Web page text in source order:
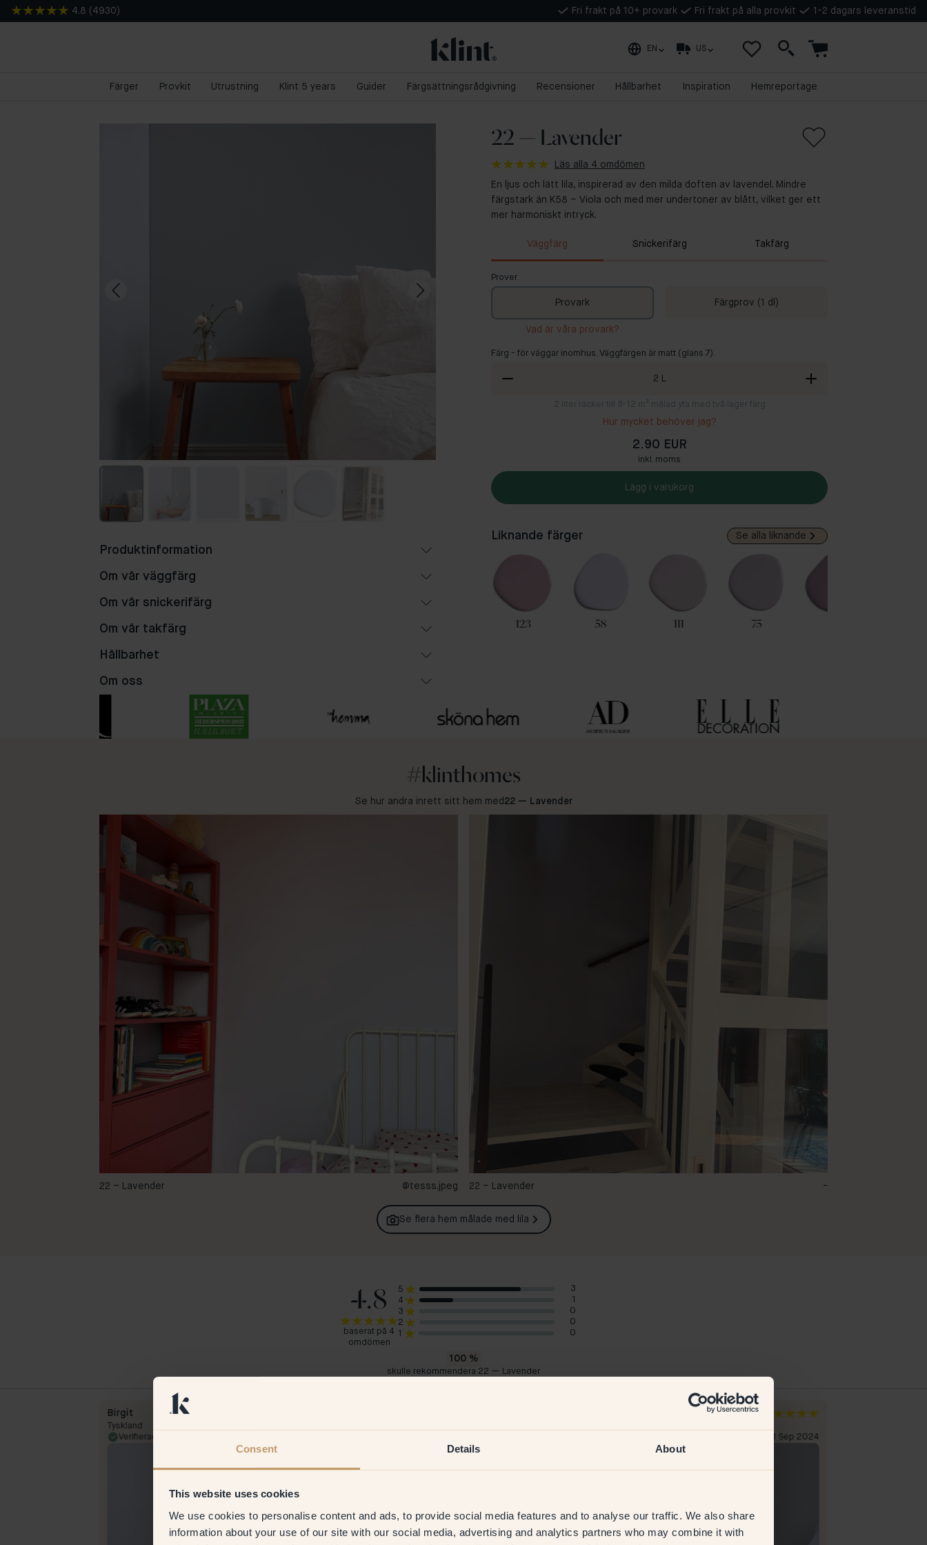
Consent Details About
This website uses cookies
We use cookies to personalise content and ads, to provide social media features and to analyse our traffic. We also share
information about your use of our site with our social media, advertising and analytics partners who may combine it with
4.8 ( 4930 ) Fri frakt på 10+ provark Fri frakt på alla provkit 1-2 dagars leveranstid
EN US
Färger Provkit Utrustning Klint 5 years Guider Färgsättningsrådgivning Recensioner Hållbarhet Inspiration Hemreportage
22 — Lavender
Läs alla 4 omdömen
En ljus och lätt lila, inspirerad av den milda doften av lavendel. Mindre
färgstark än K58 – Viola och med mer undertoner av blått, vilket ger ett
mer harmoniskt intryck.
Väggfärg Snickerifärg Takfärg
Prover
Provark Färgprov (1 dl)
Vad är våra provark?
Färg - för väggar inomhus. Väggfärgen är matt (glans 7).
2 L
2 liter räcker till 8-12 m² målad yta med två lager färg
Hur mycket behöver jag?
2.90 EUR
inkl. moms
Lägg i varukorg
Liknande färger Se alla liknande
75 123 58 111 75
Produktinformation
Om vår väggfärg
Om vår snickerifärg
Om vår takfärg
Hållbarhet
Om oss
#klinthomes
Se hur andra inrett sitt hem med 22 — Lavender
22 – Lavender @tesss.jpeg 22 – Lavender -
Se flera hem målade med lila
4.8
baserat på 4
omdömen
5
3
4
1
3
0
2
0
1
0
100 %
skulle rekommendera 22 — Lavender
Birgit
Tyskland
Verifierad kund
11 Sep 2024